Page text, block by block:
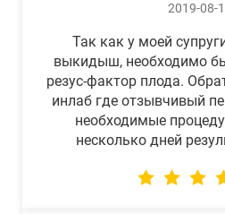
2019-08-
Так как у моей
выкидыш, необходимо
резус-фактор плода.
инлаб где отзывчивый
необходимые
несколько дней